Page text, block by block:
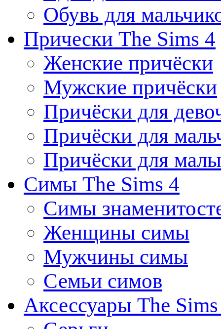
Обувь для
Прически The Sims 4
Женские причёски
Мужские причёски
Причёски для
Причёски для
Причёски для
Симы The Sims 4
Симы
Женщины симы
Мужчины симы
Семьи симов
Аксессуары The